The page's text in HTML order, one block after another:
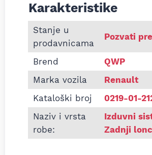
Informacije o Zadnji lonac
Karakteristike
Stanje u
prodavnicama
Pozvati
Brend
QWP
Marka vozila
Renault
Kataloški broj
0219-01-
Naziv i vrsta
robe:
Izduvni
Zadnji